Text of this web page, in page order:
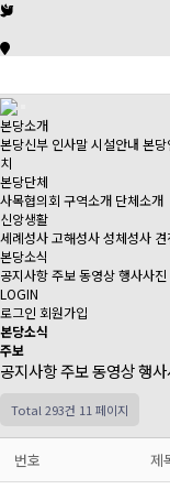
본당소개
본당신부 인사말시설안내 본당
치
본당단체
사목협의회 구역소개 단체소개
신앙생활
세례성사고해성사성체성사
본당소식
공지사항주보동영상행사사진
LOGIN
로그인 회원가입
본당소식
주보
공지사항주보동영상행
Total 293건 11 페이지
번호 제